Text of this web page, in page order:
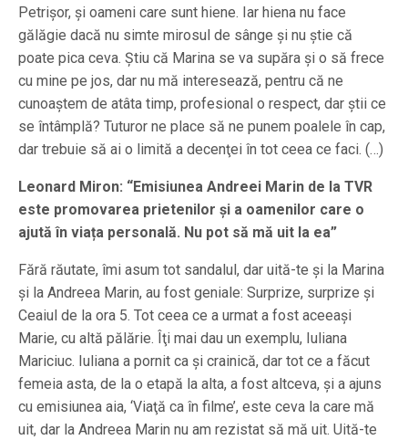
Petrişor, şi oameni care sunt hiene. Iar hiena nu face
gălăgie dacă nu simte mirosul de sânge şi nu ştie că
poate pica ceva. Ştiu că Marina se va supăra şi o să frece
cu mine pe jos, dar nu mă interesează, pentru că ne
cunoaştem de atâta timp, profesional o respect, dar ştii ce
se întâmplă? Tuturor ne place să ne punem poalele în cap,
dar trebuie să ai o limită a decenţei în tot ceea ce faci. (…)
Leonard Miron: “Emisiunea Andreei Marin de la TVR
este promovarea prietenilor și a oamenilor care o
ajută în viața personală. Nu pot să mă uit la ea”
Fără răutate, îmi asum tot sandalul, dar uită-te şi la Marina
şi la Andreea Marin, au fost geniale: Surprize, surprize şi
Ceaiul de la ora 5. Tot ceea ce a urmat a fost aceeaşi
Marie, cu altă pălărie. Îţi mai dau un exemplu, Iuliana
Mariciuc. Iuliana a pornit ca şi crainică, dar tot ce a făcut
femeia asta, de la o etapă la alta, a fost altceva, şi a ajuns
cu emisiunea aia, ‘Viaţă ca în filme’, este ceva la care mă
uit, dar la Andreea Marin nu am rezistat să mă uit. Uită-te